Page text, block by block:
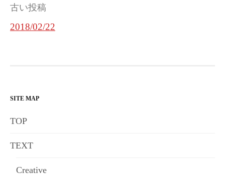
投
稿
ー
シ
ン
古い投稿
2018/02/22
SITE MAP
TOP
TEXT
Creative